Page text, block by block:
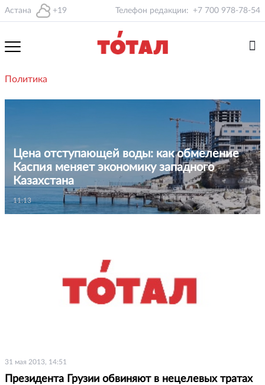
Астана +19 Телефон редакции: +7 700 978-78-54
Политика
Цена отступающей воды: как обмеление
Каспия меняет экономику западного
Казахстана
11:13
31 мая 2013, 14:51
Президента Грузии обвиняют в нецелевых тратах